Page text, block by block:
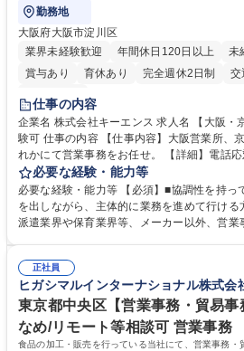
勤務地
大阪府大阪市淀川区
業界未経験歓迎
年間休日120日以上 未
賞与あり
育休あり 完全週休2日制 交
土日祝休み
仕事の内容
企業名 株式会社キーエンス 求人名 【大阪・京都・滋賀】営業事務 ※未経
験可 仕事の内容 【仕事内容】大阪営業所、京都営業所、滋賀営業所いず
れかにて営業事務をお任せ。 【詳細】電話
の作成・カタログ送付・来客対応・営業所内
善をお任せ。 【教育制度】ご入社後、育成担当とペアになりながらOJTに
て業務を覚えていただくことが可能です。
れているため、スムーズに仕事に慣れること
募集職種 【大阪・京都・滋賀】営業事務 ※未
必要な経験・能力等
必要な経験・能力等 【必須】■協調性を持っ
を出しながら、主体的に業務を進めて行け
派遣業界や保育業界等、メーカー以外、営業
えて、お客様や社員の状況に合わせ、能動的
待され。組織を支えるスペシャリストとして
社員から頼られる存在になることができます
務の持ち帰りも禁止されており、メリハリのあ
歴・資格 学歴：大学院 大学 高専 短大 語学力
正社員
ヒガシマルインターナショナル株式会
東京都中央区【営業事務・貿易
なめ/リモート等相談可 営業事務
食品の加工・販売を行っている当社にて、営業事務